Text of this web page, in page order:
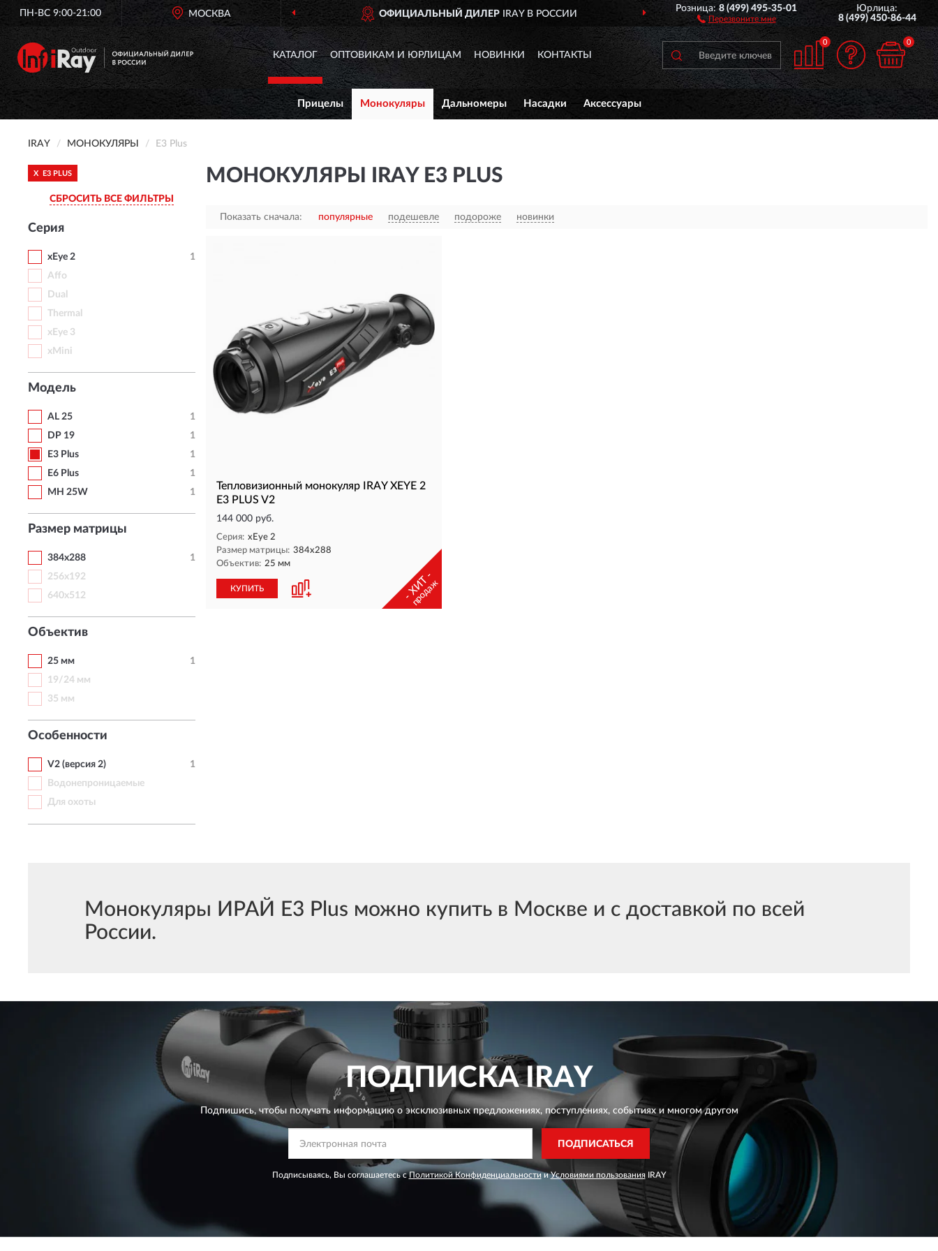
ПН-ВС 9:00-21:00 МОСКВА ОФИЦИАЛЬНЫЙ ДИЛЕРIRAY В РОССИИ ДОСТАВИМ ПО ВСЕЙ РОССИИ
Розница:8 (499) 495-35-01
Перезвоните мне
Юрлица:
8 (499) 450-86-44
КАТАЛОГ ОПТОВИКАМ И ЮРЛИЦАМ НОВИНКИ КОНТАКТЫ
0 0
Прицелы Монокуляры Дальномеры Насадки Аксессуары
IRAY МОНОКУЛЯРЫ E3 Plus
X E3 PLUS
СБРОСИТЬ ВСЕ ФИЛЬТРЫ
Серия
xEye 2
1
Affo
Dual
Thermal
xEye 3
xMini
Модель
AL 25
1
DP 19
1
E3 Plus
1
E6 Plus
1
MH 25W
1
Размер матрицы
384x288
1
256x192
640x512
Объектив
25 мм
1
19/24 мм
35 мм
Особенности
V2 (версия 2)
1
Водонепроницаемые
Для охоты
МОНОКУЛЯРЫ IRAY E3 PLUS
Показать сначала: популярные подешевле подороже новинки
Тепловизионный монокуляр IRAY XEYE 2
E3 PLUS V2
144 000 руб.
Серия: xEye 2
Размер матрицы: 384x288
Объектив: 25 мм
КУПИТЬ - ХИТ -
продаж
Монокуляры ИРАЙ E3 Plus можно купить в Москве и с доставкой по всей
России.
ПОДПИСКАIRAY
Подпишись, чтобы получать информацию о эксклюзивных предложениях,поступлениях, событиях и многом другом
ПОДПИСАТЬСЯ
Подписываясь, Вы соглашаетесь сПолитикой Конфиденциальности иУсловиями пользованияIRAY